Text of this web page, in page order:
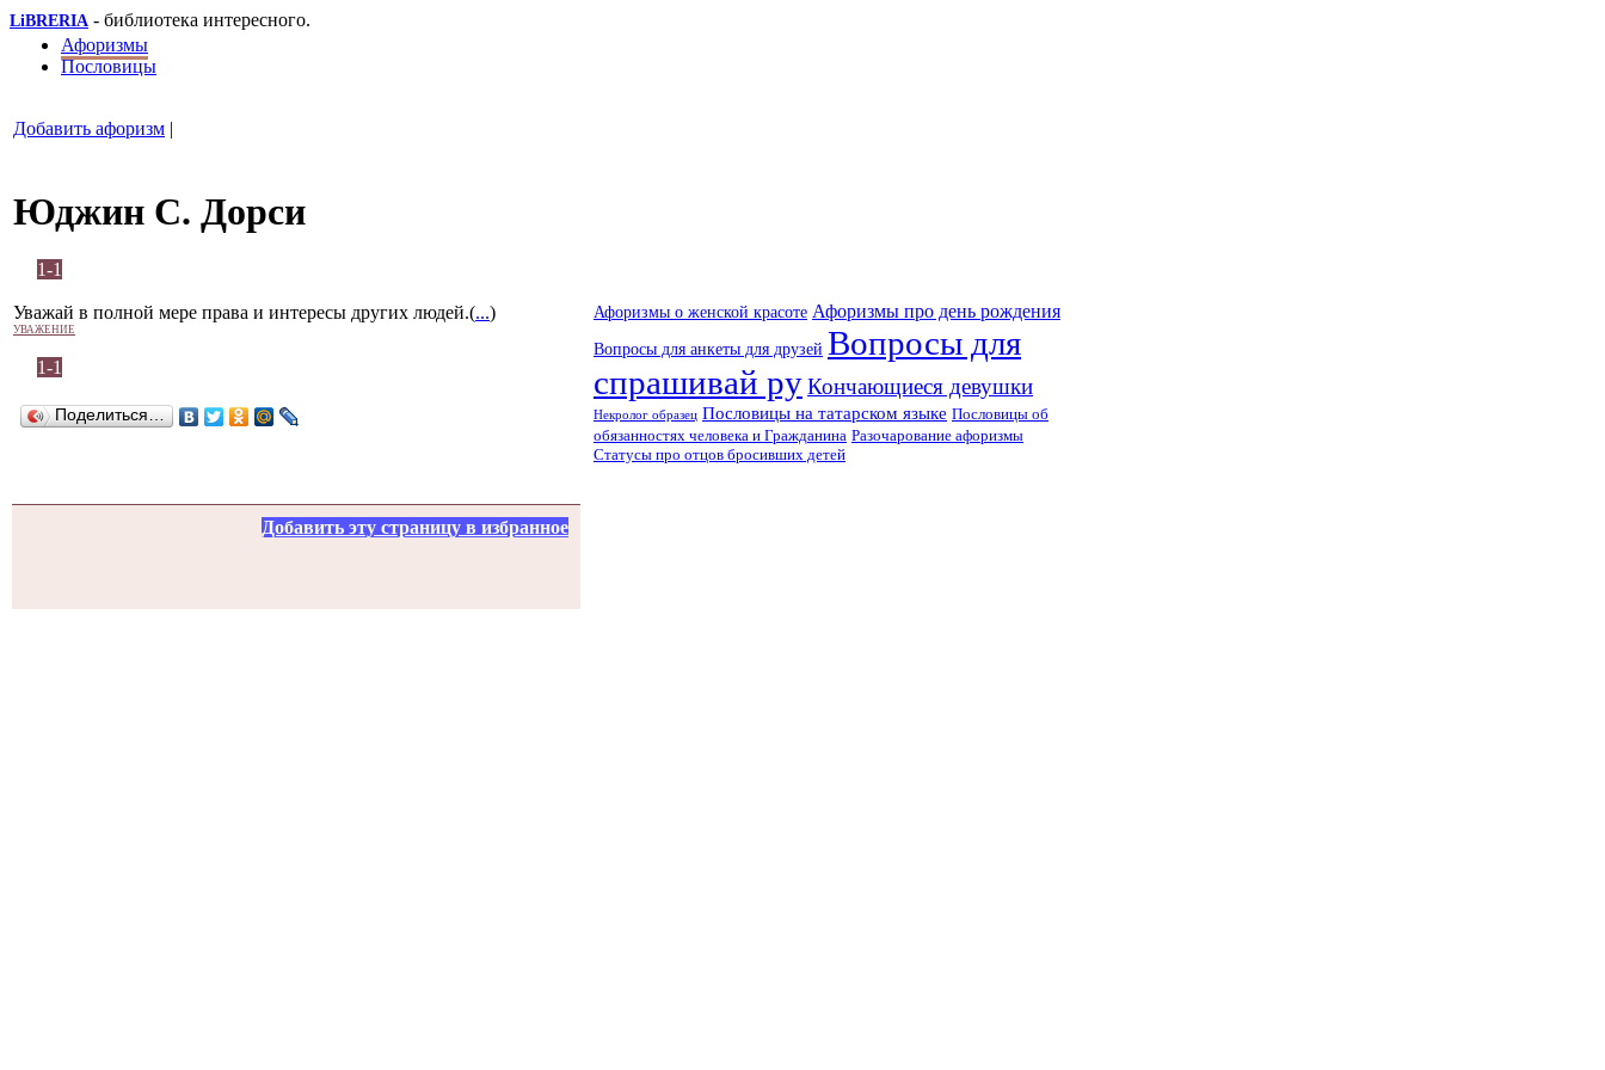
LiBRERIA - библиотека интересного.
Афоризмы
Пословицы
Добавить афоризм |
Юджин С. Дорси
1-1
Уважай в полной мере права и интересы других людей.(...)
УВАЖЕНИЕ
1-1
Поделиться…
Афоризмы о женской красоте Афоризмы про день рождения
Вопросы для анкеты для друзей Вопросы для
спрашивай руКончающиеся девушки
Некролог образец Пословицы на татарском языке Пословицы об
обязанностях человека и Гражданина Разочарование афоризмы
Статусы про отцов бросивших детей
Добавить эту страницу в избранное